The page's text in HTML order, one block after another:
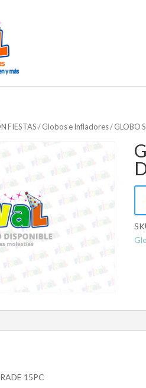
FIESTAS/Globos e Infladores/ GLOBO
15PC